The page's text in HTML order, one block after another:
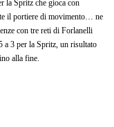
la Spritz che gioca con
il portiere di movimento… ne
con tre reti di Forlanelli
a 3 per la Spritz, un risultato
alla fine.